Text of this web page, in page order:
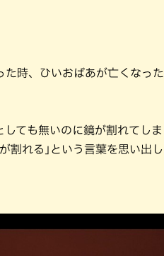
時、ひいおばあが亡くなった
ても無いのに鏡が割れてしま
割れる｣という言葉を思い出し